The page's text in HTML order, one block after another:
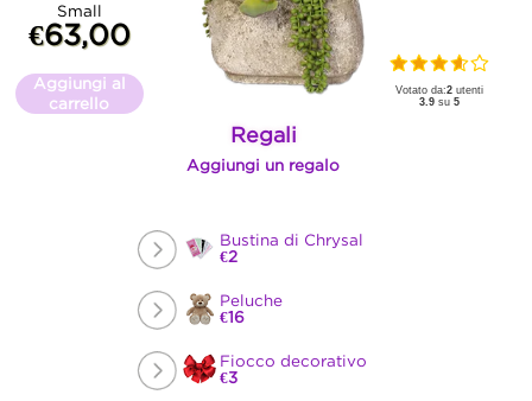
Small
€63,00
Aggiungi al
carrello
Votato da:2 utenti
3.9 su5
Regali
Aggiungi un regalo
Bustina di Chrysal
€2
Peluche
€16
Fiocco decorativo
€3